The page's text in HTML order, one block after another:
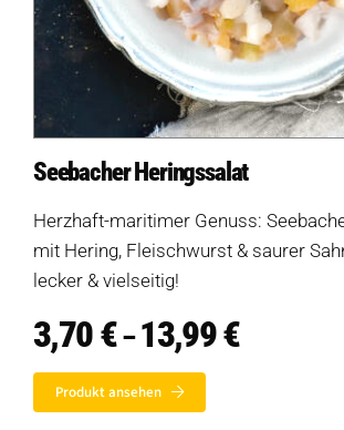
Seebacher Heringssalat
Herzhaft-maritimer Genuss:
mit Hering, Fleischwurst & saurer
lecker & vielseitig!
3,70€ –13,99€3,70 €
Produkt ansehen
Produkte nach Saison
Weiteres
Hofladen Seebach
Weitere Verkaufsstellen
Unsere Marken-Familie